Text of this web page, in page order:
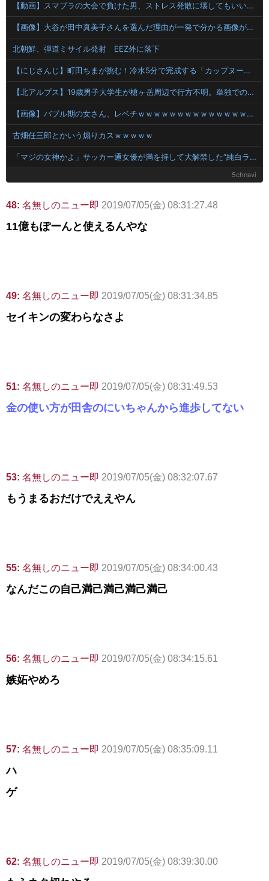
【動画】スマブラの大会で負けた男、ストレス発散に壊してもいい安価なものが見つからず消化不良で死亡wwwwwwwww
【画像】大谷が田中真美子さんを選んだ理由が一発で分かる画像が発見されてしまう
北朝鮮、弾道ミサイル発射 EEZ外に落下
【にじさんじ】町田ちまが挑む！冷水5分で完成する「カップヌードル」（可愛い 町田ちま 強制）
【北アルプス】19歳男子大学生が槍ヶ岳周辺で行方不明。単独での入山後に足取り途絶える
【画像】バブル期の女さん、レベチｗｗｗｗｗｗｗｗｗｗｗｗｗｗｗｗｗｗｗｗｗｗｗｗｗ 【Pickup08082847】
古畑任三郎とかいう煽りカスｗｗｗｗｗ
「マジの女神かよ」サッカー通女優が満を持して大解禁した“純白ランジェリー”姿にファン騒然！「おや珍しくセクシー」「破壊力が凄すぎた」
5chnavi
48: 名無しのニュー即 2019/07/05(金) 08:31:27.48
11億もぽーんと使えるんやな
49: 名無しのニュー即 2019/07/05(金) 08:31:34.85
セイキンの変わらなさよ
51: 名無しのニュー即 2019/07/05(金) 08:31:49.53
金の使い方が田舎のにいちゃんから進歩してない
53: 名無しのニュー即 2019/07/05(金) 08:32:07.67
もうまるおだけでええやん
55: 名無しのニュー即 2019/07/05(金) 08:34:00.43
なんだこの自己満己満己満己満己
56: 名無しのニュー即 2019/07/05(金) 08:34:15.61
嫉妬やめろ
57: 名無しのニュー即 2019/07/05(金) 08:35:09.11
ハ
ゲ
62: 名無しのニュー即 2019/07/05(金) 08:39:30.00